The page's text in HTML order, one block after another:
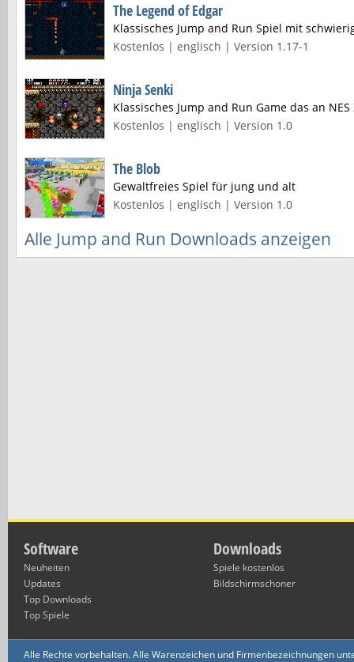
The Legend of Edgar
Klassisches Jump and Run Spiel mit
Kostenlos | englisch | Version 1.17-1
Ninja Senki
Klassisches Jump and Run Game das an
Kostenlos | englisch | Version 1.0
The Blob
Gewaltfreies Spiel für jung und alt
Kostenlos | englisch | Version 1.0
Alle Jump and Run Downloads anzeigen
Software
Neuheiten
Updates
Top Downloads
Top Spiele
Downloads
Spiele kostenlos
Bildschirmschoner
Alle Rechte vorbehalten. Alle Warenzeichen und Firmenbezeichnungen